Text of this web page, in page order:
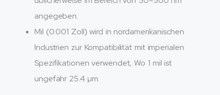
angegeben.
Mil (0.001 Zoll) wird in nordamerikanischen
Industrien zur Kompatibilität mit imperialen
Spezifikationen verwendet, Wo 1 mil ist
ungefähr 25.4 µm.